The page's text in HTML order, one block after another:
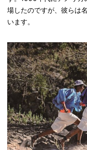
場したのですが、彼らは
います。